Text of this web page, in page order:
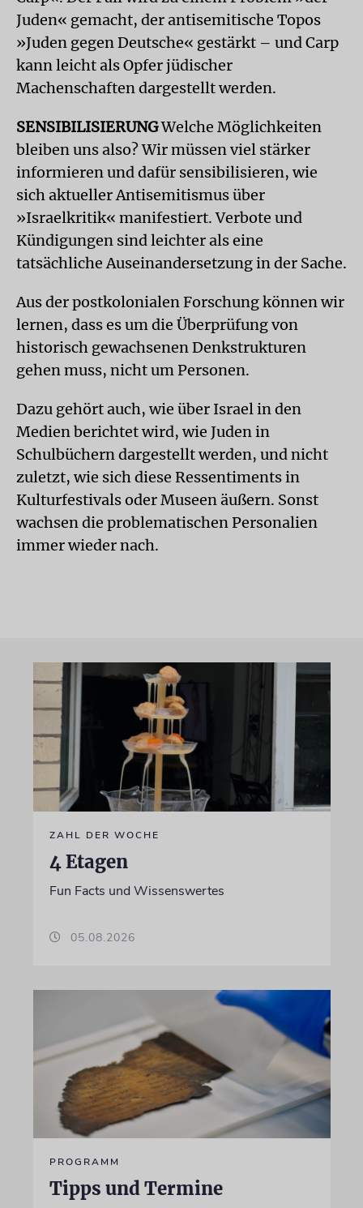
Juden« gemacht, der antisemitische Topos
»Juden gegen Deutsche« gestärkt – und Carp
kann leicht als Opfer jüdischer
Machenschaften dargestellt werden.
SENSIBILISIERUNGWelche Möglichkeiten
bleiben uns also? Wir müssen viel stärker
informieren und dafür sensibilisieren, wie
sich aktueller Antisemitismus über
»Israelkritik« manifestiert. Verbote und
Kündigungen sind leichter als eine
tatsächliche Auseinandersetzung in der Sache.
Aus der postkolonialen Forschung können wir
lernen, dass es um die Überprüfung von
historisch gewachsenen Denkstrukturen
gehen muss, nicht um Personen.
Dazu gehört auch, wie über Israel in den
Medien berichtet wird, wie Juden in
Schulbüchern dargestellt werden, und nicht
zuletzt, wie sich diese Ressentiments in
Kulturfestivals oder Museen äußern. Sonst
wachsen die problematischen Personalien
immer wieder nach.
ZAHL DER WOCHE
4 Etagen
Fun Facts und Wissenswertes
05.08.2026
PROGRAMM
Tipps und Termine